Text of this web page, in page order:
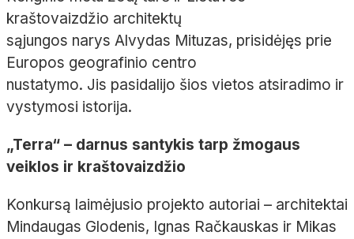
kraštovaizdžio architektų
sąjungos narys Alvydas Mituzas, prisidėjęs prie
Europos geografinio centro
nustatymo. Jis pasidalijo šios vietos atsiradimo ir
vystymosi istorija.
„Terra“ – darnus santykis tarp žmogaus
veiklos ir kraštovaizdžio
Konkursą laimėjusio projekto autoriai – architektai
Mindaugas Glodenis, Ignas Račkauskas ir Mikas